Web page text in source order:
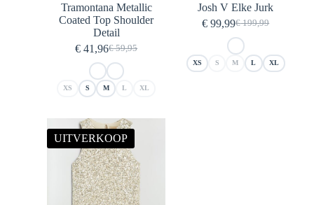
Tramontana Metallic
Coated Top Shoulder
Detail
€59,95
Oorspronkelijke
prijs
was:
€ 59,95.
€ 41,96Huidige
prijs
is:
€ 41,96.
XS S M L XL
Josh V Elke Jurk
€199,99
Oorspronkelijke
prijs
was:
€ 199,99.
€ 99,99Huidige
prijs
is:
€ 99,99.
XS S M L XL
UITVERKOOP